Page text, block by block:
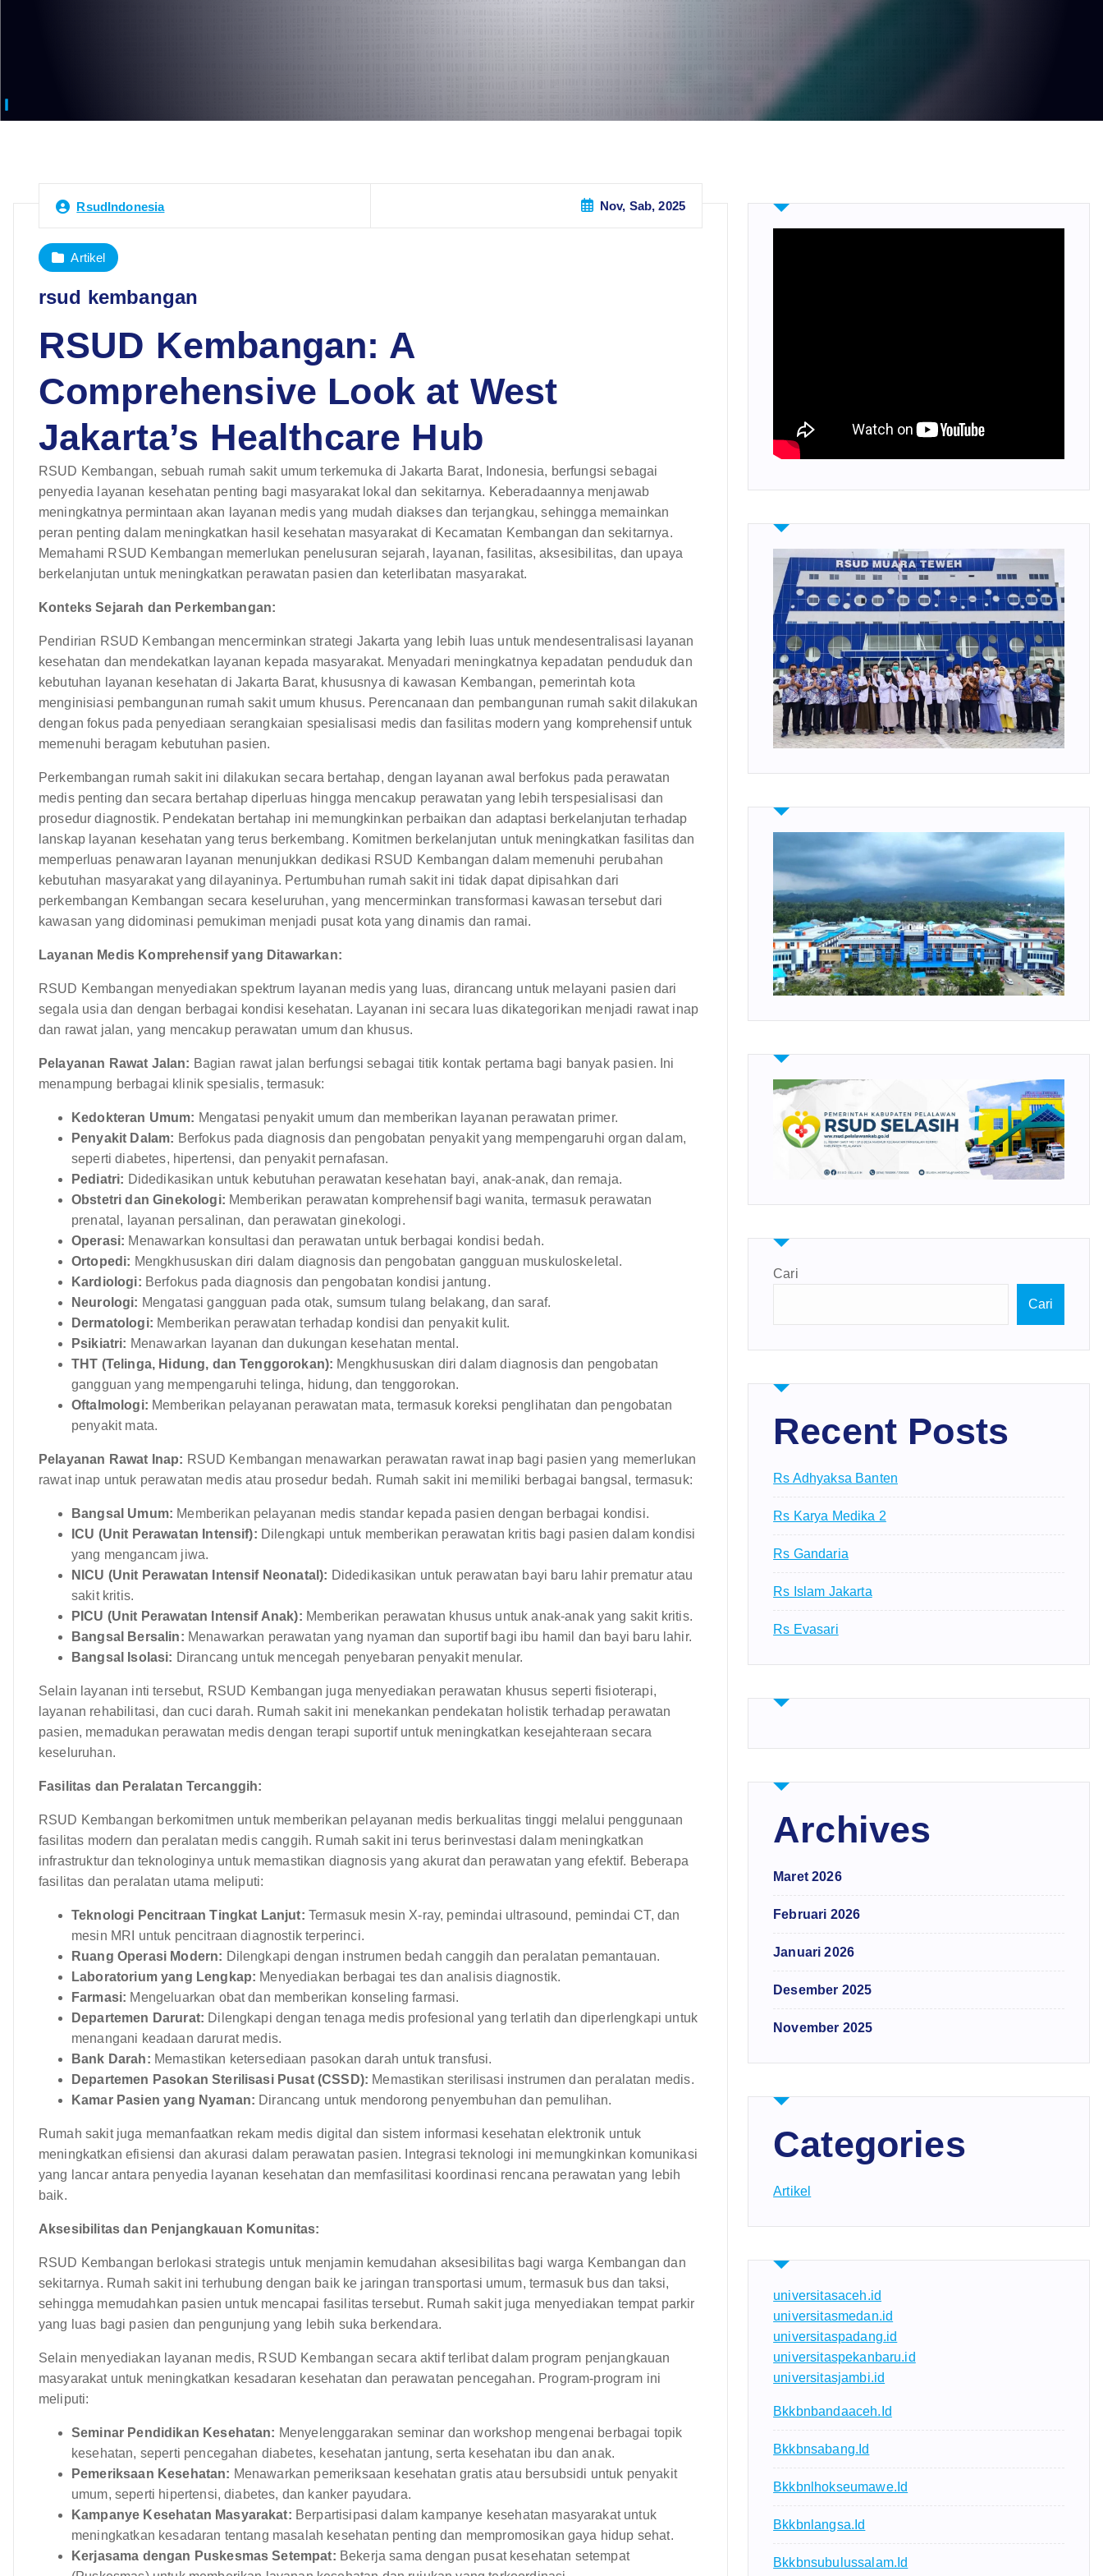
RsudIndonesia Nov, Sab, 2025
Artikel
rsud kembangan
RSUD Kembangan: A
Comprehensive Look at West
Jakarta’s Healthcare Hub
RSUD Kembangan, sebuah rumah sakit umum terkemuka di Jakarta Barat, Indonesia, berfungsi sebagai
penyedia layanan kesehatan penting bagi masyarakat lokal dan sekitarnya. Keberadaannya menjawab
meningkatnya permintaan akan layanan medis yang mudah diakses dan terjangkau, sehingga memainkan
peran penting dalam meningkatkan hasil kesehatan masyarakat di Kecamatan Kembangan dan sekitarnya.
Memahami RSUD Kembangan memerlukan penelusuran sejarah, layanan, fasilitas, aksesibilitas, dan upaya
berkelanjutan untuk meningkatkan perawatan pasien dan keterlibatan masyarakat.
Konteks Sejarah dan Perkembangan:
Pendirian RSUD Kembangan mencerminkan strategi Jakarta yang lebih luas untuk mendesentralisasi layanan
kesehatan dan mendekatkan layanan kepada masyarakat. Menyadari meningkatnya kepadatan penduduk dan
kebutuhan layanan kesehatan di Jakarta Barat, khususnya di kawasan Kembangan, pemerintah kota
menginisiasi pembangunan rumah sakit umum khusus. Perencanaan dan pembangunan rumah sakit dilakukan
dengan fokus pada penyediaan serangkaian spesialisasi medis dan fasilitas modern yang komprehensif untuk
memenuhi beragam kebutuhan pasien.
Perkembangan rumah sakit ini dilakukan secara bertahap, dengan layanan awal berfokus pada perawatan
medis penting dan secara bertahap diperluas hingga mencakup perawatan yang lebih terspesialisasi dan
prosedur diagnostik. Pendekatan bertahap ini memungkinkan perbaikan dan adaptasi berkelanjutan terhadap
lanskap layanan kesehatan yang terus berkembang. Komitmen berkelanjutan untuk meningkatkan fasilitas dan
memperluas penawaran layanan menunjukkan dedikasi RSUD Kembangan dalam memenuhi perubahan
kebutuhan masyarakat yang dilayaninya. Pertumbuhan rumah sakit ini tidak dapat dipisahkan dari
perkembangan Kembangan secara keseluruhan, yang mencerminkan transformasi kawasan tersebut dari
kawasan yang didominasi pemukiman menjadi pusat kota yang dinamis dan ramai.
Layanan Medis Komprehensif yang Ditawarkan:
RSUD Kembangan menyediakan spektrum layanan medis yang luas, dirancang untuk melayani pasien dari
segala usia dan dengan berbagai kondisi kesehatan. Layanan ini secara luas dikategorikan menjadi rawat inap
dan rawat jalan, yang mencakup perawatan umum dan khusus.
Pelayanan Rawat Jalan: Bagian rawat jalan berfungsi sebagai titik kontak pertama bagi banyak pasien. Ini
menampung berbagai klinik spesialis, termasuk:
Kedokteran Umum: Mengatasi penyakit umum dan memberikan layanan perawatan primer.
Penyakit Dalam: Berfokus pada diagnosis dan pengobatan penyakit yang mempengaruhi organ dalam,
seperti diabetes, hipertensi, dan penyakit pernafasan.
Pediatri: Didedikasikan untuk kebutuhan perawatan kesehatan bayi, anak-anak, dan remaja.
Obstetri dan Ginekologi: Memberikan perawatan komprehensif bagi wanita, termasuk perawatan
prenatal, layanan persalinan, dan perawatan ginekologi.
Operasi: Menawarkan konsultasi dan perawatan untuk berbagai kondisi bedah.
Ortopedi: Mengkhususkan diri dalam diagnosis dan pengobatan gangguan muskuloskeletal.
Kardiologi: Berfokus pada diagnosis dan pengobatan kondisi jantung.
Neurologi: Mengatasi gangguan pada otak, sumsum tulang belakang, dan saraf.
Dermatologi: Memberikan perawatan terhadap kondisi dan penyakit kulit.
Psikiatri: Menawarkan layanan dan dukungan kesehatan mental.
THT (Telinga, Hidung, dan Tenggorokan): Mengkhususkan diri dalam diagnosis dan pengobatan
gangguan yang mempengaruhi telinga, hidung, dan tenggorokan.
Oftalmologi: Memberikan pelayanan perawatan mata, termasuk koreksi penglihatan dan pengobatan
penyakit mata.
Pelayanan Rawat Inap: RSUD Kembangan menawarkan perawatan rawat inap bagi pasien yang memerlukan
rawat inap untuk perawatan medis atau prosedur bedah. Rumah sakit ini memiliki berbagai bangsal, termasuk:
Bangsal Umum: Memberikan pelayanan medis standar kepada pasien dengan berbagai kondisi.
ICU (Unit Perawatan Intensif): Dilengkapi untuk memberikan perawatan kritis bagi pasien dalam kondisi
yang mengancam jiwa.
NICU (Unit Perawatan Intensif Neonatal): Didedikasikan untuk perawatan bayi baru lahir prematur atau
sakit kritis.
PICU (Unit Perawatan Intensif Anak): Memberikan perawatan khusus untuk anak-anak yang sakit kritis.
Bangsal Bersalin: Menawarkan perawatan yang nyaman dan suportif bagi ibu hamil dan bayi baru lahir.
Bangsal Isolasi: Dirancang untuk mencegah penyebaran penyakit menular.
Selain layanan inti tersebut, RSUD Kembangan juga menyediakan perawatan khusus seperti fisioterapi,
layanan rehabilitasi, dan cuci darah. Rumah sakit ini menekankan pendekatan holistik terhadap perawatan
pasien, memadukan perawatan medis dengan terapi suportif untuk meningkatkan kesejahteraan secara
keseluruhan.
Fasilitas dan Peralatan Tercanggih:
RSUD Kembangan berkomitmen untuk memberikan pelayanan medis berkualitas tinggi melalui penggunaan
fasilitas modern dan peralatan medis canggih. Rumah sakit ini terus berinvestasi dalam meningkatkan
infrastruktur dan teknologinya untuk memastikan diagnosis yang akurat dan perawatan yang efektif. Beberapa
fasilitas dan peralatan utama meliputi:
Teknologi Pencitraan Tingkat Lanjut: Termasuk mesin X-ray, pemindai ultrasound, pemindai CT, dan
mesin MRI untuk pencitraan diagnostik terperinci.
Ruang Operasi Modern: Dilengkapi dengan instrumen bedah canggih dan peralatan pemantauan.
Laboratorium yang Lengkap: Menyediakan berbagai tes dan analisis diagnostik.
Farmasi: Mengeluarkan obat dan memberikan konseling farmasi.
Departemen Darurat: Dilengkapi dengan tenaga medis profesional yang terlatih dan diperlengkapi untuk
menangani keadaan darurat medis.
Bank Darah: Memastikan ketersediaan pasokan darah untuk transfusi.
Departemen Pasokan Sterilisasi Pusat (CSSD): Memastikan sterilisasi instrumen dan peralatan medis.
Kamar Pasien yang Nyaman: Dirancang untuk mendorong penyembuhan dan pemulihan.
Rumah sakit juga memanfaatkan rekam medis digital dan sistem informasi kesehatan elektronik untuk
meningkatkan efisiensi dan akurasi dalam perawatan pasien. Integrasi teknologi ini memungkinkan komunikasi
yang lancar antara penyedia layanan kesehatan dan memfasilitasi koordinasi rencana perawatan yang lebih
baik.
Aksesibilitas dan Penjangkauan Komunitas:
RSUD Kembangan berlokasi strategis untuk menjamin kemudahan aksesibilitas bagi warga Kembangan dan
sekitarnya. Rumah sakit ini terhubung dengan baik ke jaringan transportasi umum, termasuk bus dan taksi,
sehingga memudahkan pasien untuk mencapai fasilitas tersebut. Rumah sakit juga menyediakan tempat parkir
yang luas bagi pasien dan pengunjung yang lebih suka berkendara.
Selain menyediakan layanan medis, RSUD Kembangan secara aktif terlibat dalam program penjangkauan
masyarakat untuk meningkatkan kesadaran kesehatan dan perawatan pencegahan. Program-program ini
meliputi:
Seminar Pendidikan Kesehatan: Menyelenggarakan seminar dan workshop mengenai berbagai topik
kesehatan, seperti pencegahan diabetes, kesehatan jantung, serta kesehatan ibu dan anak.
Pemeriksaan Kesehatan: Menawarkan pemeriksaan kesehatan gratis atau bersubsidi untuk penyakit
umum, seperti hipertensi, diabetes, dan kanker payudara.
Kampanye Kesehatan Masyarakat: Berpartisipasi dalam kampanye kesehatan masyarakat untuk
meningkatkan kesadaran tentang masalah kesehatan penting dan mempromosikan gaya hidup sehat.
Kerjasama dengan Puskesmas Setempat: Bekerja sama dengan pusat kesehatan setempat
Cari
Cari
Recent Posts
Rs Adhyaksa Banten
Rs Karya Medika 2
Rs Gandaria
Rs Islam Jakarta
Rs Evasari
Archives
Maret 2026
Februari 2026
Januari 2026
Desember 2025
November 2025
Categories
Artikel
universitasaceh.id
universitasmedan.id
universitaspadang.id
universitaspekanbaru.id
universitasjambi.id
Bkkbnbandaaceh.id
Bkkbnsabang.id
Bkkbnlhokseumawe.id
Bkkbnlangsa.id
Bkkbnsubulussalam.id